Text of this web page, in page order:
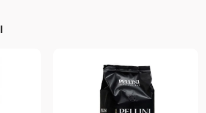
Vertuo
Перейти